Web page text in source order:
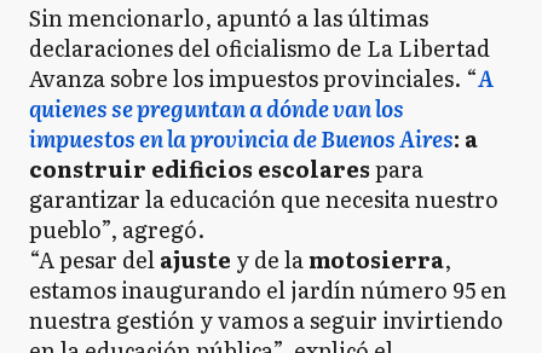
Sin mencionarlo, apuntó a las últimas
declaraciones del oficialismo de La Libertad
Avanza sobre los impuestos provinciales. “A
quienes se preguntan a dónde van los
impuestos en la provincia de Buenos Aires: a
construir edificios escolarespara
garantizar la educación que necesita nuestro
pueblo”, agregó.
“A pesar delajuste y de lamotosierra,
estamos inaugurando el jardín número 95 en
nuestra gestión y vamos a seguir invirtiendo